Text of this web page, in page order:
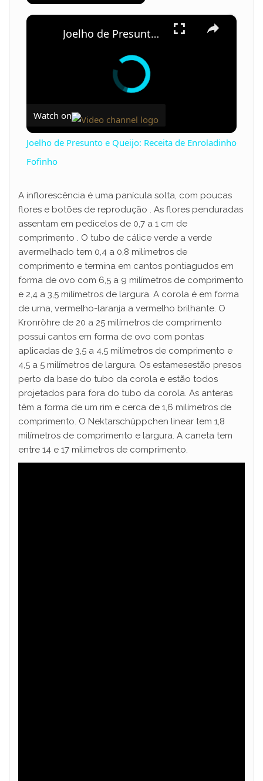
×
Joelho de Presunto e Queijo: Receita de Enroladinho Fofinho
Watch on
Joelho de Presunto e Queijo: Receita de Enroladinho
Fofinho
A inflorescência é uma panícula solta, com poucas
flores e botões de reprodução . As flores penduradas
assentam em pedicelos de 0,7 a 1 cm de
comprimento . O tubo de cálice verde a verde
avermelhado tem 0,4 a 0,8 milímetros de
comprimento e termina em cantos pontiagudos em
forma de ovo com 6,5 a 9 milímetros de comprimento
e 2,4 a 3,5 milímetros de largura. A corola é em forma
de urna, vermelho-laranja a vermelho brilhante. O
Kronröhre de 20 a 25 milímetros de comprimento
possui cantos em forma de ovo com pontas
aplicadas de 3,5 a 4,5 milímetros de comprimento e
4,5 a 5 milímetros de largura. Os estamesestão presos
perto da base do tubo da corola e estão todos
projetados para fora do tubo da corola. As anteras
têm a forma de um rim e cerca de 1,6 milímetros de
comprimento. O Nektarschüppchen linear tem 1,8
milímetros de comprimento e largura. A caneta tem
entre 14 e 17 milímetros de comprimento.